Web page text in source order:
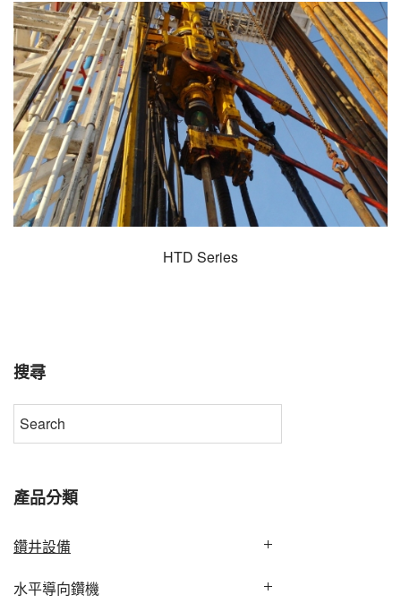
HTD Series
搜尋
產品分類
鑽井設備
水平導向鑽機